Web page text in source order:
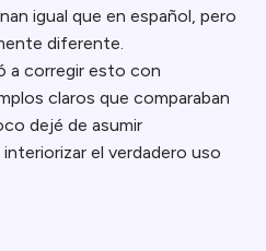
igual que en español, pero
diferente.
a corregir esto con
claros que comparaban
dejé de asumir
el verdadero uso